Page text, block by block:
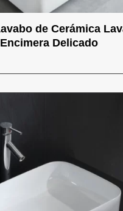
de Cerámica
Encimera Delicado